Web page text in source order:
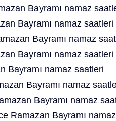
Bayramı namaz
Bayramı namaz saatleri
Bayramı namaz
Bayramı namaz saatleri
Bayramı namaz saatleri
Bayramı namaz
Bayramı namaz
Ramazan Bayramı